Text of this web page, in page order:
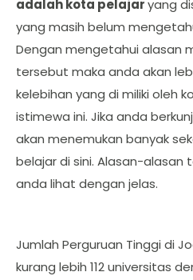
adalah kota pelajaryang
yang masih belum
Dengan mengetahui alasan
tersebut maka anda akan
kelebihan yang di miliki oleh
istimewa ini. Jika anda
akan menemukan banyak
belajar di sini. Alasan-alasan
anda lihat dengan jelas.
Jumlah Perguruan Tinggi di
kurang lebih 112 universitas